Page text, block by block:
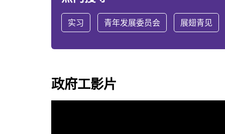
实习 青年发展委员会 展翅青见
政府工影片